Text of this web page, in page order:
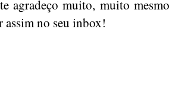
agradeço muito, muito
assim no seu inbox!